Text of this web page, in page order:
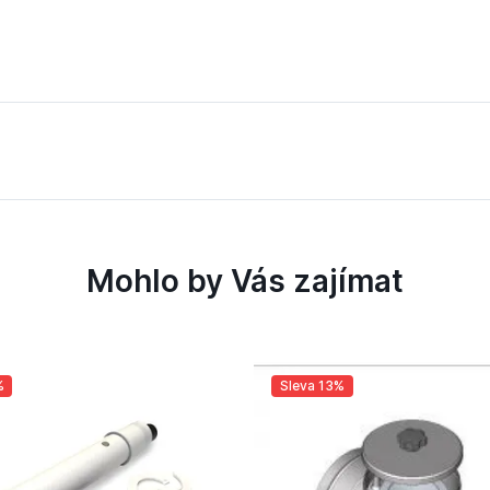
Mohlo by Vás zajímat
Sleva 13%